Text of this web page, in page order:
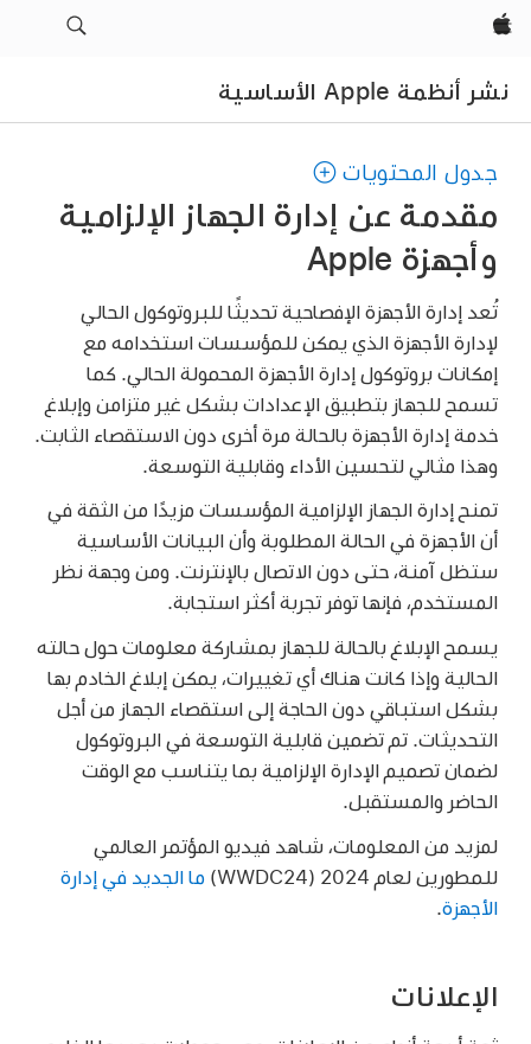
Apple‏
نشر أنظمة Apple الأساسية
جدول المحتويات
مقدمة عن إدارة الجهاز الإلزامية
وأجهزة Apple
تُعد إدارة الأجهزة الإفصاحية تحديثًا للبروتوكول الحالي
لإدارة الأجهزة الذي يمكن للمؤسسات استخدامه مع
إمكانات بروتوكول إدارة الأجهزة المحمولة الحالي. كما
تسمح للجهاز بتطبيق الإعدادات بشكل غير متزامن وإبلاغ
خدمة إدارة الأجهزة بالحالة مرة أخرى دون الاستقصاء الثابت.
وهذا مثالي لتحسين الأداء وقابلية التوسعة.
تمنح إدارة الجهاز الإلزامية المؤسسات مزيدًا من الثقة في
أن الأجهزة في الحالة المطلوبة وأن البيانات الأساسية
ستظل آمنة، حتى دون الاتصال بالإنترنت. ومن وجهة نظر
المستخدم، فإنها توفر تجربة أكثر استجابة.
يسمح الإبلاغ بالحالة للجهاز بمشاركة معلومات حول حالته
الحالية وإذا كانت هناك أي تغييرات، يمكن إبلاغ الخادم بها
بشكل استباقي دون الحاجة إلى استقصاء الجهاز من أجل
التحديثات. تم تضمين قابلية التوسعة في البروتوكول
لضمان تصميم الإدارة الإلزامية بما يتناسب مع الوقت
الحاضر والمستقبل.
لمزيد من المعلومات، شاهد فيديو المؤتمر العالمي
للمطورين لعام 2024 ‏(WWDC24)
ما الجديد في إدارة
الأجهزة
الإعلانات